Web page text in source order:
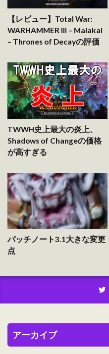
【レビュー】Total War:
WARHAMMER III – Malakai
– Thrones of Decayの評価
TWWH史上最大の炎上、
Shadows of Changeの価格
が高すぎる
パッチノート3.1大きな変更
点
アーカイブ